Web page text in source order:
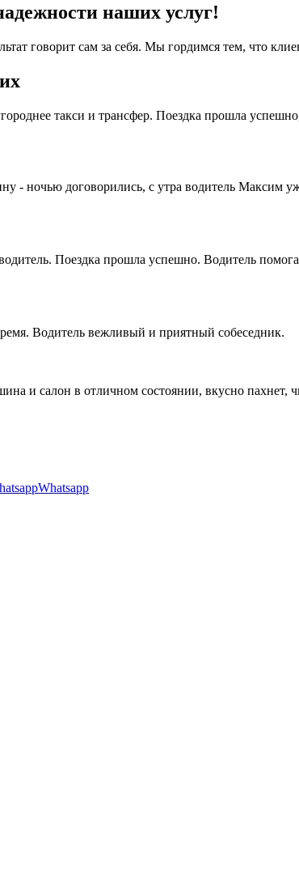
наших услуг!
говорит сам за себя. Мы гордимся тем, что
такси и трансфер. Поездка прошла
- ночью договорились, с утра водитель Максим
Поездка прошла успешно. Водитель
Водитель вежливый и приятный собеседник.
и салон в отличном состоянии, вкусно
Whatsapp